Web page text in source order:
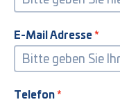
E-Mail Adresse
Telefon